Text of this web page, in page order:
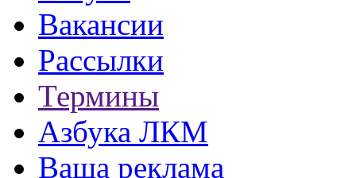
Вакансии
Рассылки
Термины
Азбука ЛКМ
Ваша реклама